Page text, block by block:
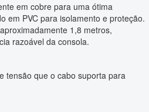
em cobre para uma ótima
em PVC para isolamento e proteção.
1,8 metros,
razoável da consola.
tensão que o cabo suporta para